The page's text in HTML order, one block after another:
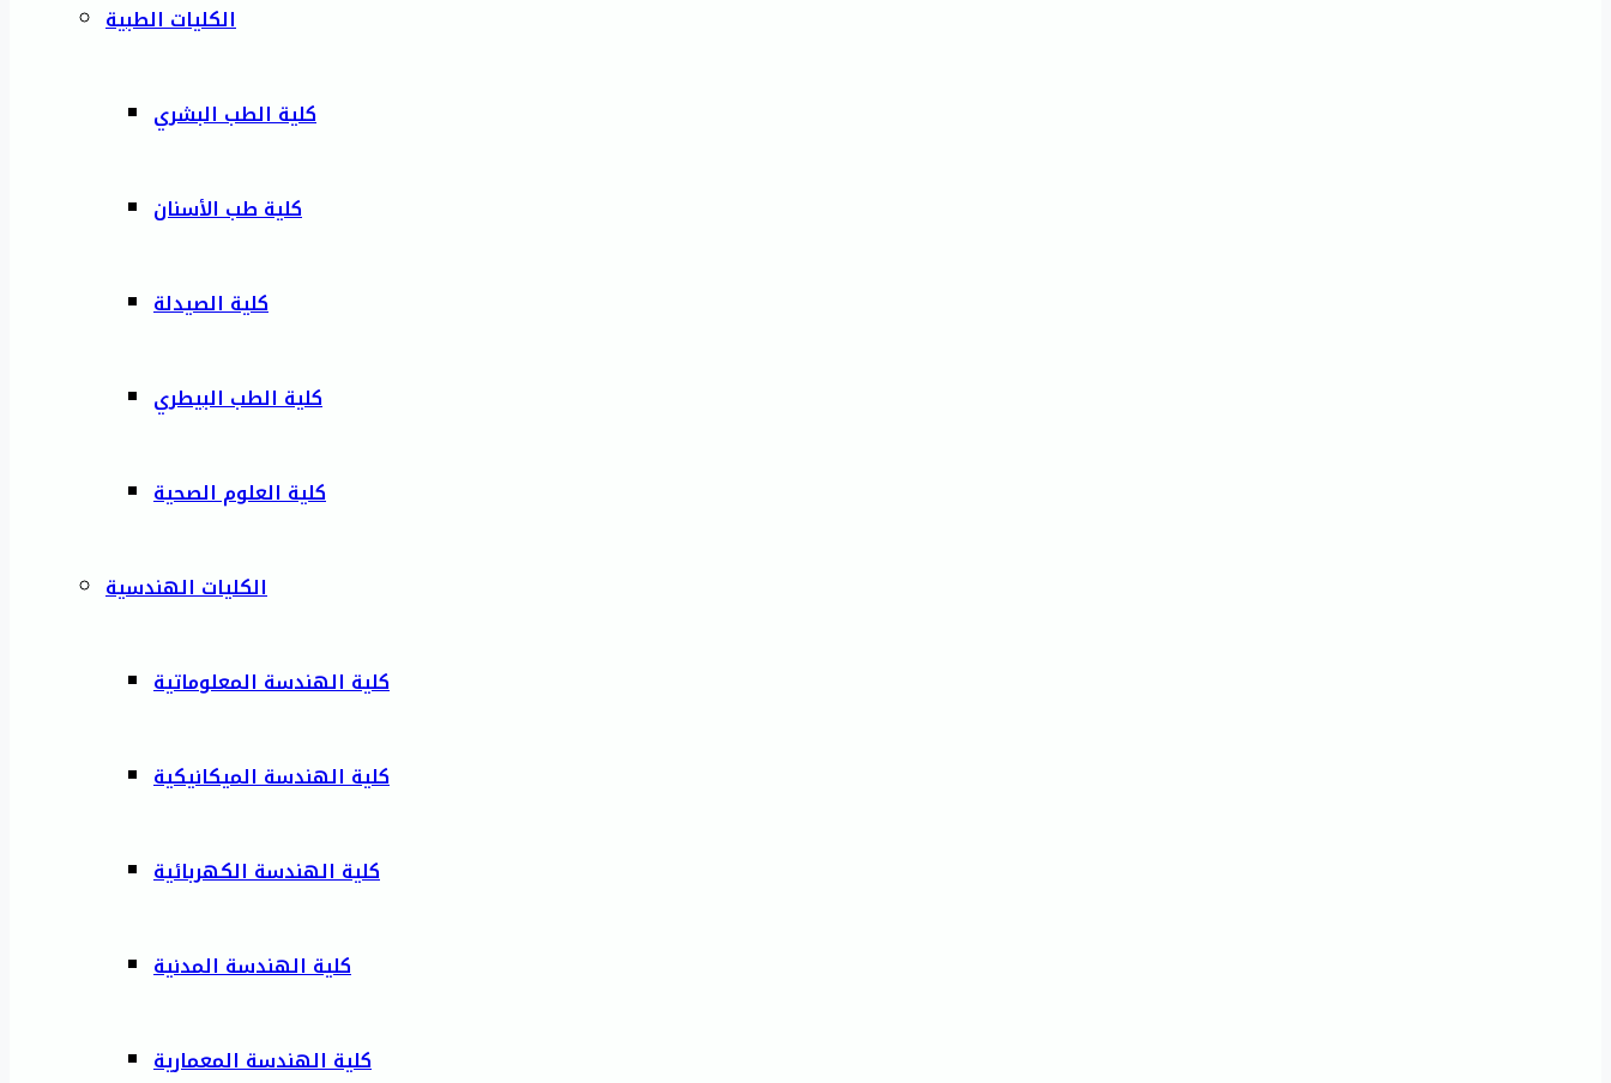
الكليات الطبية
كلية الطب البشري
كلية طب الأسنان
كلية الصيدلة
كلية الطب البيطري
كلية العلوم الصحية
الكليات الهندسية
كلية الهندسة المعلوماتية
كلية الهندسة الميكانيكية
كلية الهندسة الكهربائية
كلية الهندسة المدنية
كلية الهندسة المعمارية